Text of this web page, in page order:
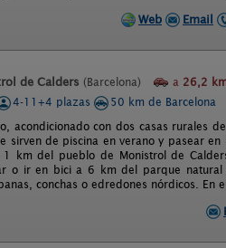
Web
Email
de Calders (Barcelona) a 26,2
4-11+4 plazas
50 km de Barcelona
acondicionado con dos casas rurales
sirven de piscina en verano y pasear
1 km del pueblo de Monistrol de
o ir en bici a 6 km del parque natural
conchas o edredones nórdicos.